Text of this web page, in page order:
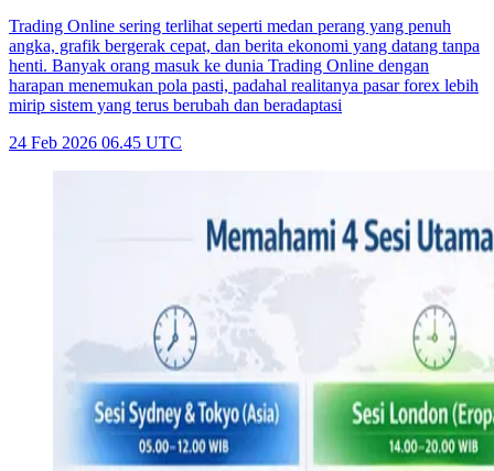
Trading Online sering terlihat seperti medan perang yang penuh
angka, grafik bergerak cepat, dan berita ekonomi yang datang tanpa
henti. Banyak orang masuk ke dunia Trading Online dengan
harapan menemukan pola pasti, padahal realitanya pasar forex lebih
mirip sistem yang terus berubah dan beradaptasi
24 Feb 2026 06.45 UTC